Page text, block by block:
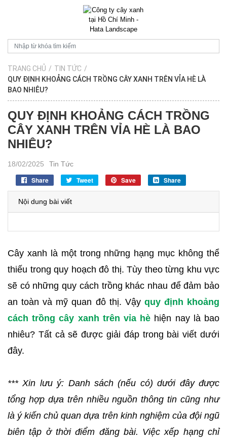
TRANG CHỦ / TIN TỨC /
QUY ĐỊNH KHOẢNG CÁCH TRỒNG CÂY XANH TRÊN VỈA HÈ LÀ
BAO NHIÊU?
QUY ĐỊNH KHOẢNG CÁCH TRỒNG
CÂY XANH TRÊN VỈA HÈ LÀ BAO
NHIÊU?
18/02/2025 Tin Tức
Share Tweet Save Share
Nội dung bài viết
Cây xanh là một trong những hạng mục không thể
thiếu trong quy hoạch đô thị. Tùy theo từng khu vực
sẽ có những quy cách trồng khác nhau để đảm bảo
an toàn và mỹ quan đô thị. Vậy quy định khoảng
cách trồng cây xanh trên vỉa hè hiện nay là bao
nhiêu? Tất cả sẽ được giải đáp trong bài viết dưới
đây.
*** Xin lưu ý: Danh sách (nếu có) dưới đây được
tổng hợp dựa trên nhiều nguồn thông tin cũng như
là ý kiến chủ quan dựa trên kinh nghiệm của đội ngũ
biên tập ở thời điểm đăng bài. Việc xếp hạng chỉ